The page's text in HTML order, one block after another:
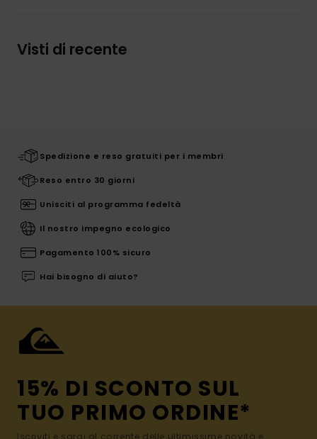
Visti di recente
Spedizione e reso gratuiti per i membri
Reso entro 30 giorni
Unisciti al programma fedeltà
Il nostro impegno ecologico
Pagamento 100% sicuro
Hai bisogno di aiuto?
15% DI SCONTO SUL
TUO PRIMO ORDINE*
Iscriviti e sarai al corrente delle ultimissime novità e